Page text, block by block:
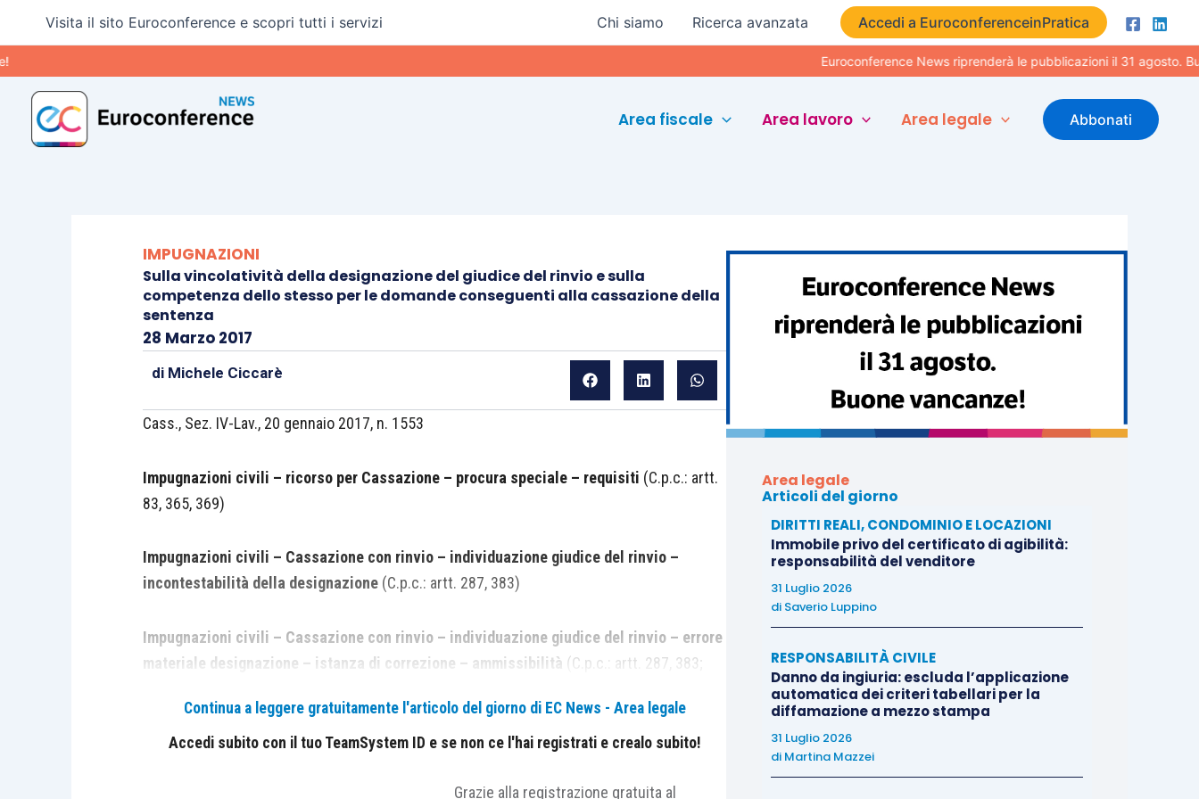
contenuto
Visita il sito Euroconference e scopri tutti i servizi Chi siamo Ricerca avanzata Accedi a EuroconferenceinPratica
Euroconference News riprenderà le pubblicazioni il 31 agosto. Buone
Area fiscale Area lavoro Area legale Abbonati
IMPUGNAZIONI
Sulla vincolatività della designazione del giudice del rinvio e sulla
competenza dello stesso per le domande conseguenti alla cassazione della
sentenza
28 Marzo 2017
di Michele Ciccarè
Cass., Sez. IV-Lav., 20 gennaio 2017, n. 1553
Impugnazioni civili – ricorso per Cassazione – procura speciale – requisiti (C.p.c.: artt.
83, 365, 369)
Impugnazioni civili – Cassazione con rinvio – individuazione giudice del rinvio –
incontestabilità della designazione (C.p.c.: artt. 287, 383)
Impugnazioni civili – Cassazione con rinvio – individuazione giudice del rinvio – errore
materiale designazione – istanza di correzione – ammissibilità (C.p.c.: artt. 287, 383;
Impugnazioni civili – Cassazione con rinvio – designazione giudice del rinvio –
(C.p.c.: artt. 383, 389, 393)
Continua a leggere gratuitamente l'articolo del giorno di EC News - Area legale
Accedi subito con il tuo TeamSystem ID e se non ce l'hai registrati e crealo subito!
Grazie alla registrazione gratuita al
Area legale
Articoli del giorno
DIRITTI REALI, CONDOMINIO E LOCAZIONI
Immobile privo del certificato di agibilità:
responsabilità del venditore
31 Luglio 2026
di Saverio Luppino
RESPONSABILITÀ CIVILE
Danno da ingiuria: escluda l’applicazione
automatica dei criteri tabellari per la
diffamazione a mezzo stampa
31 Luglio 2026
di Martina Mazzei